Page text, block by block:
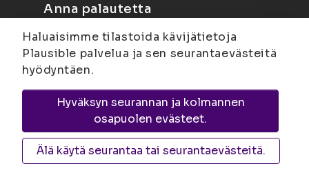
Anna palautetta
Joensuu
Suvantokatu 6, 80100 Joensuu |
KuopioYliopistonranta 15, PL 1627, 70211
Kuopio
Haluaisimme tilastoida kävijätietoja
Plausible palvelua ja sen seurantaevästeitä
hyödyntäen.
Hyväksyn seurannan ja kolmannen
osapuolen evästeet.
Älä käytä seurantaa tai seurantaevästeitä.